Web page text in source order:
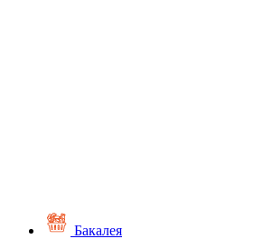
Бакалея